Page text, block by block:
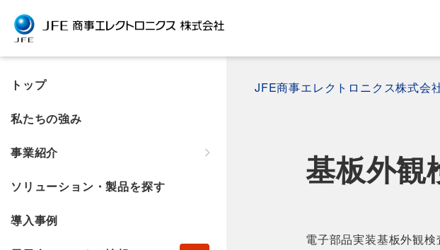
トップ
私たちの強み
事業紹介
ソリューション・製品を探す
導入事例
JFE商事エレクトロニクス株式会
基板外観
電子部品実装基板外観